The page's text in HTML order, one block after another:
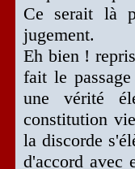
Ce serait là
jugement.
Eh bien !
fait le
une vérité
constitution
la discorde
d'accord avec